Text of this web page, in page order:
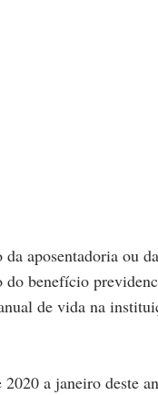
aposentadoria ou
do benefício
de vida na
a janeiro deste